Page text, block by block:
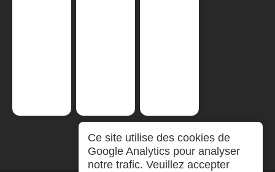
Ce site utilise des cookies de
Google Analytics pour analyser
notre trafic. Veuillez accepter